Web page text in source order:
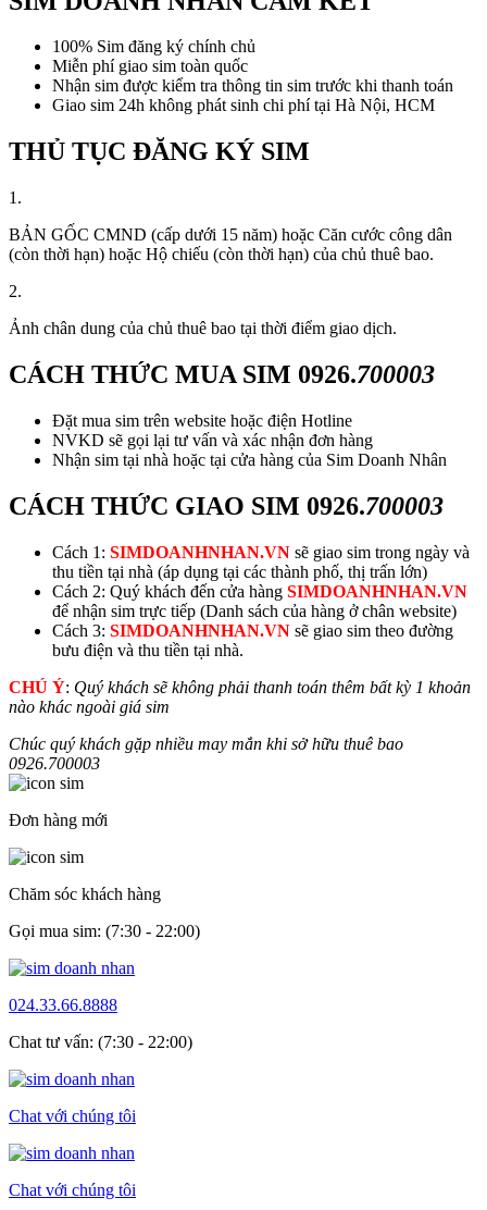
100% Sim đăng ký chính chủ
Miễn phí giao sim toàn quốc
Nhận sim được kiểm tra thông tin sim trước khi thanh toán
Giao sim 24h không phát sinh chi phí tại Hà Nội, HCM
THỦ TỤC ĐĂNG KÝ SIM
1.
BẢN GỐC CMND (cấp dưới 15 năm) hoặc Căn cước công dân
(còn thời hạn) hoặc Hộ chiếu (còn thời hạn) của chủ thuê bao.
2.
Ảnh chân dung của chủ thuê bao tại thời điểm giao dịch.
CÁCH THỨC MUA SIM 0926.700003
Đặt mua sim trên website hoặc điện Hotline
NVKD sẽ gọi lại tư vấn và xác nhận đơn hàng
Nhận sim tại nhà hoặc tại cửa hàng của Sim Doanh Nhân
CÁCH THỨC GIAO SIM 0926.700003
Cách 1: SIMDOANHNHAN.VN sẽ giao sim trong ngày và
thu tiền tại nhà (áp dụng tại các thành phố, thị trấn lớn)
Cách 2: Quý khách đến cửa hàng SIMDOANHNHAN.VN
để nhận sim trực tiếp (Danh sách của hàng ở chân website)
Cách 3: SIMDOANHNHAN.VN sẽ giao sim theo đường
bưu điện và thu tiền tại nhà.
CHÚ Ý: Quý khách sẽ không phải thanh toán thêm bất kỳ 1 khoản
nào khác ngoài giá sim
Chúc quý khách gặp nhiều may mắn khi sở hữu thuê bao
0926.700003
Đơn hàng mới
Chăm sóc khách hàng
Gọi mua sim: (7:30 - 22:00)
024.33.66.8888
Chat tư vấn: (7:30 - 22:00)
Chat với chúng tôi
Chat với chúng tôi